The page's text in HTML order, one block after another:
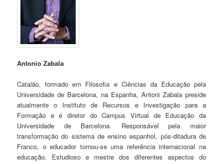
Antonio Zabala
Catalão, formado em Filosofia e Ciências da Educação pela
Universidade de Barcelona, na Espanha, Antoni Zabala preside
atualmente o Instituto de Recursos e Investigação para a
Formação e é diretor do Campus Virtual de Educação da
Universidade de Barcelona. Responsável pela maior
transformação do sistema de ensino espanhol, pós-ditadura de
Franco, o educador tornou-se uma referência internacional na
educação. Estudioso e mestre dos diferentes aspectos do